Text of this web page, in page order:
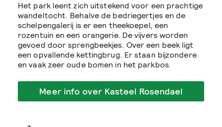
Het park leent zich uitstekend voor een prachtige
wandeltocht. Behalve de bedriegertjes en de
schelpengalerij is er een theekoepel, een
rozentuin en een orangerie. De vijvers worden
gevoed door sprengbeekjes. Over een beek ligt
een opvallende kettingbrug. Er staan bijzondere
en vaak zeer oude bomen in het parkbos.
Meer info over Kasteel Rosendael